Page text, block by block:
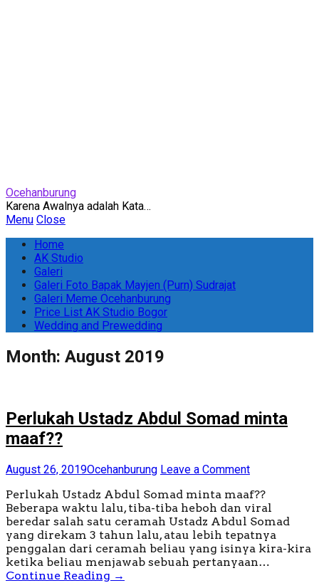
Ocehanburung
Karena Awalnya adalah Kata…
Menu Close
Home
AK Studio
Galeri
Galeri Foto Bapak Mayjen (Purn) Sudrajat
Galeri Meme Ocehanburung
Price List AK Studio Bogor
Wedding and Prewedding
Month: August 2019
Perlukah Ustadz Abdul Somad minta
maaf??
August 26, 2019Ocehanburung Leave a Comment
Perlukah Ustadz Abdul Somad minta maaf??
Beberapa waktu lalu, tiba-tiba heboh dan viral
beredar salah satu ceramah Ustadz Abdul Somad
yang direkam 3 tahun lalu, atau lebih tepatnya
penggalan dari ceramah beliau yang isinya kira-kira
ketika beliau menjawab sebuah pertanyaan…
Continue Reading →